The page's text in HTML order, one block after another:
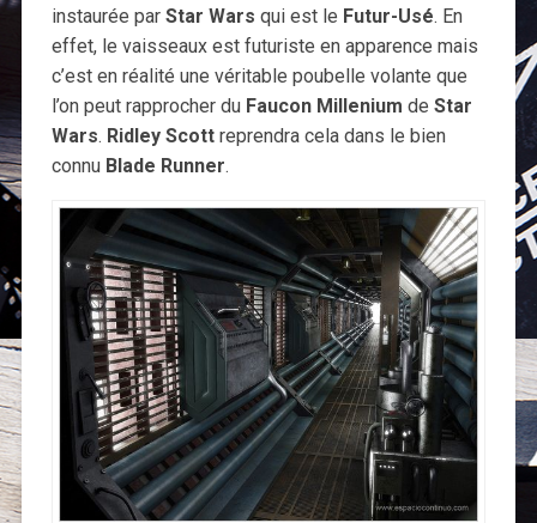
instaurée par Star Wars qui est le Futur-Usé. En
effet, le vaisseaux est futuriste en apparence mais
c’est en réalité une véritable poubelle volante que
l’on peut rapprocher du Faucon Millenium de Star
Wars. Ridley Scottreprendra cela dans le bien
connu Blade Runner.